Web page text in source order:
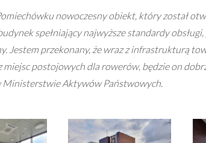
nowoczesny obiekt, który został
spełniający najwyższe standardy
Jestem przekonany, że wraz z infrastrukturą
postojowych dla rowerów, będzie on
Ministerstwie Aktywów Państwowych.